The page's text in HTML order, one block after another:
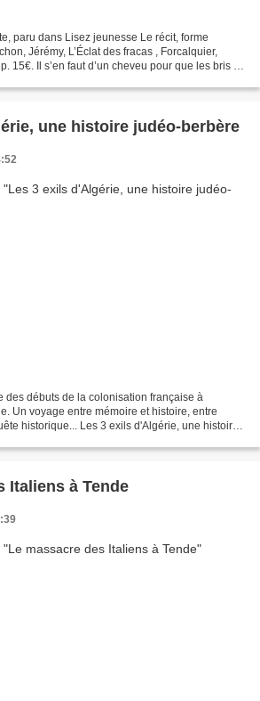
paru dans Lisez jeunesse Le récit, forme
Jérémy, L’Éclat des fracas , Forcalquier,
15€. Il s’en faut d’un cheveu pour que les bris de
une histoire judéo-berbère
des débuts de la colonisation française à
Un voyage entre mémoire et histoire, entre
historique... Les 3 exils d'Algérie, une histoire
Italiens à Tende